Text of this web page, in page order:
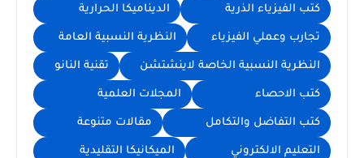
كتب الفيزياء الذرية الديناميكا الحرارية
تجارب وعملي الفيزياء النظرية النسبية العامة
النظرية النسبية الخاصة لاينشتشن تقنية النانو
كتب الاحصاء المجلات العلمية
كتب التفاضل والتكامل مقالات متنوعة
التعليم الالكتروني الميكانيكا التقليدية